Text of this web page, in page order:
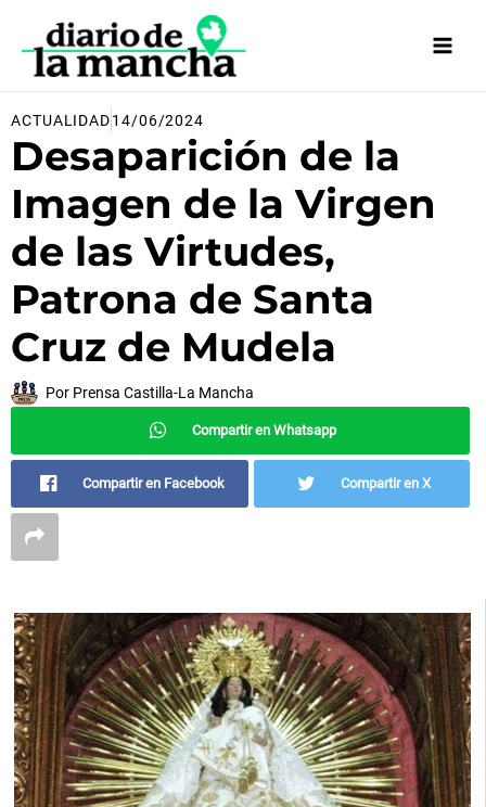
contenido
ACTUALIDAD14/06/2024
Desaparición de la
Imagen de la Virgen
de las Virtudes,
Patrona de Santa
Cruz de Mudela
Por Prensa Castilla-La Mancha
Compartir en Whatsapp
Compartir en Facebook Compartir en X